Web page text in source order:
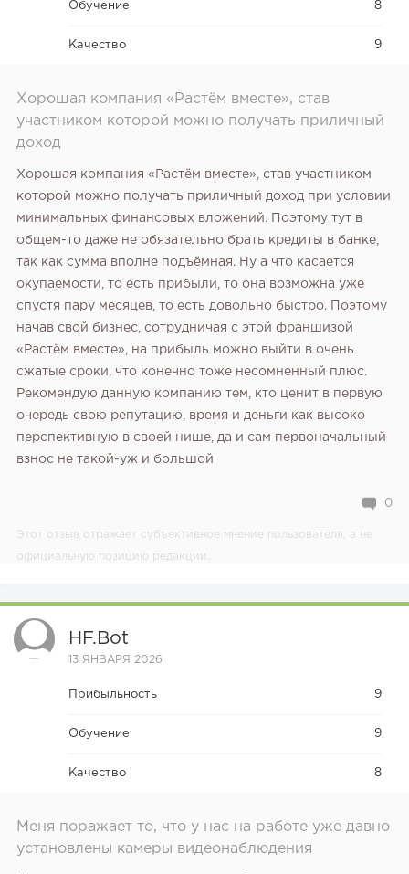
Обучение 8
Качество 9
Хорошая компания «Растём вместе», став
участником которой можно получать приличный
доход
Хорошая компания «Растём вместе», став участником
которой можно получать приличный доход при условии
минимальных финансовых вложений. Поэтому тут в
общем-то даже не обязательно брать кредиты в банке,
так как сумма вполне подъёмная. Ну а что касается
окупаемости, то есть прибыли, то она возможна уже
спустя пару месяцев, то есть довольно быстро. Поэтому
начав свой бизнес, сотрудничая с этой франшизой
«Растём вместе», на прибыль можно выйти в очень
сжатые сроки, что конечно тоже несомненный плюс.
Рекомендую данную компанию тем, кто ценит в первую
очередь свою репутацию, время и деньги как высоко
перспективную в своей нише, да и сам первоначальный
взнос не такой-уж и большой
0
Этот отзыв отражает субъективное мнение пользователя, а не
официальную позицию редакции.
HF.bot
13 ЯНВАРЯ 2026
Прибыльность 9
Обучение 9
Качество 8
Меня поражает то, что у нас на работе уже давно
установлены камеры видеонаблюдения